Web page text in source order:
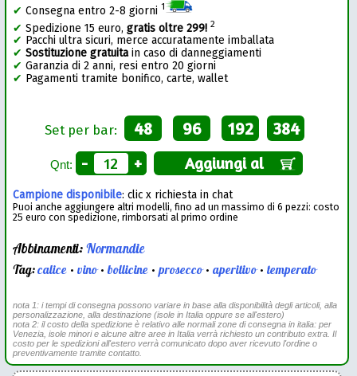
✔ Consegna entro 2-8 giorni 1
✔ Spedizione 15 euro,gratis oltre 299! 2
✔ Pacchi ultra sicuri, merce accuratamente imballata
✔ Sostituzione gratuitain caso di danneggiamenti
✔ Garanzia di 2 anni, resi entro 20 giorni
✔ Pagamenti tramite bonifico, carte, wallet
Set per bar: 48 96 192 384
Qnt: - + Aggiungi al
Campione disponibile: clic x richiesta in chat
Puoi anche aggiungere altri modelli, fino ad un massimo di 6 pezzi: costo
25 euro con spedizione, rimborsati al primo ordine
Abbinamenti:Normandie
Tag:calice •vino•bollicine •prosecco•aperitivo•temperato
nota 1: i tempi di consegna possono variare in base alla disponibilità degli articoli, alla
personalizzazione, alla destinazione (isole in Italia oppure se all'estero)
nota 2: il costo della spedizione è relativo alle normali zone di consegna in italia: per
Venezia, isole minori e alcune altre aree in Italia verrà richiesto un contributo extra. Il
costo per le spedizioni all'estero verrà comunicato dopo aver ricevuto l'ordine o
preventivamente tramite contatto.